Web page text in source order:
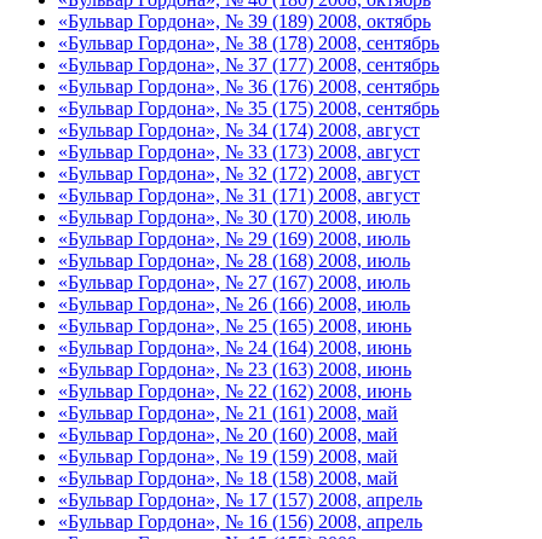
«Бульвар Гордона», № 39 (189) 2008, октябрь
«Бульвар Гордона», № 38 (178) 2008, сентябрь
«Бульвар Гордона», № 37 (177) 2008, сентябрь
«Бульвар Гордона», № 36 (176) 2008, сентябрь
«Бульвар Гордона», № 35 (175) 2008, сентябрь
«Бульвар Гордона», № 34 (174) 2008, август
«Бульвар Гордона», № 33 (173) 2008, август
«Бульвар Гордона», № 32 (172) 2008, август
«Бульвар Гордона», № 31 (171) 2008, август
«Бульвар Гордона», № 30 (170) 2008, июль
«Бульвар Гордона», № 29 (169) 2008, июль
«Бульвар Гордона», № 28 (168) 2008, июль
«Бульвар Гордона», № 27 (167) 2008, июль
«Бульвар Гордона», № 26 (166) 2008, июль
«Бульвар Гордона», № 25 (165) 2008, июнь
«Бульвар Гордона», № 24 (164) 2008, июнь
«Бульвар Гордона», № 23 (163) 2008, июнь
«Бульвар Гордона», № 22 (162) 2008, июнь
«Бульвар Гордона», № 21 (161) 2008, май
«Бульвар Гордона», № 20 (160) 2008, май
«Бульвар Гордона», № 19 (159) 2008, май
«Бульвар Гордона», № 18 (158) 2008, май
«Бульвар Гордона», № 17 (157) 2008, апрель
«Бульвар Гордона», № 16 (156) 2008, апрель